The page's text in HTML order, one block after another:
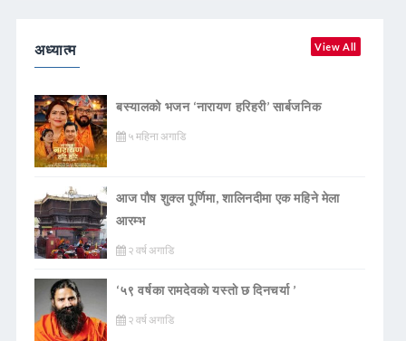
अध्यात्म View All
बस्यालको भजन ‘नारायण हरिहरी’ सार्बजनिक
५ महिना अगाडि
आज पौष शुक्ल पूर्णिमा, शालिनदीमा एक महिने मेला
आरम्भ
२ वर्ष अगाडि
‘५९ वर्षका रामदेवकाे यस्ताे छ दिनचर्या ’
२ वर्ष अगाडि